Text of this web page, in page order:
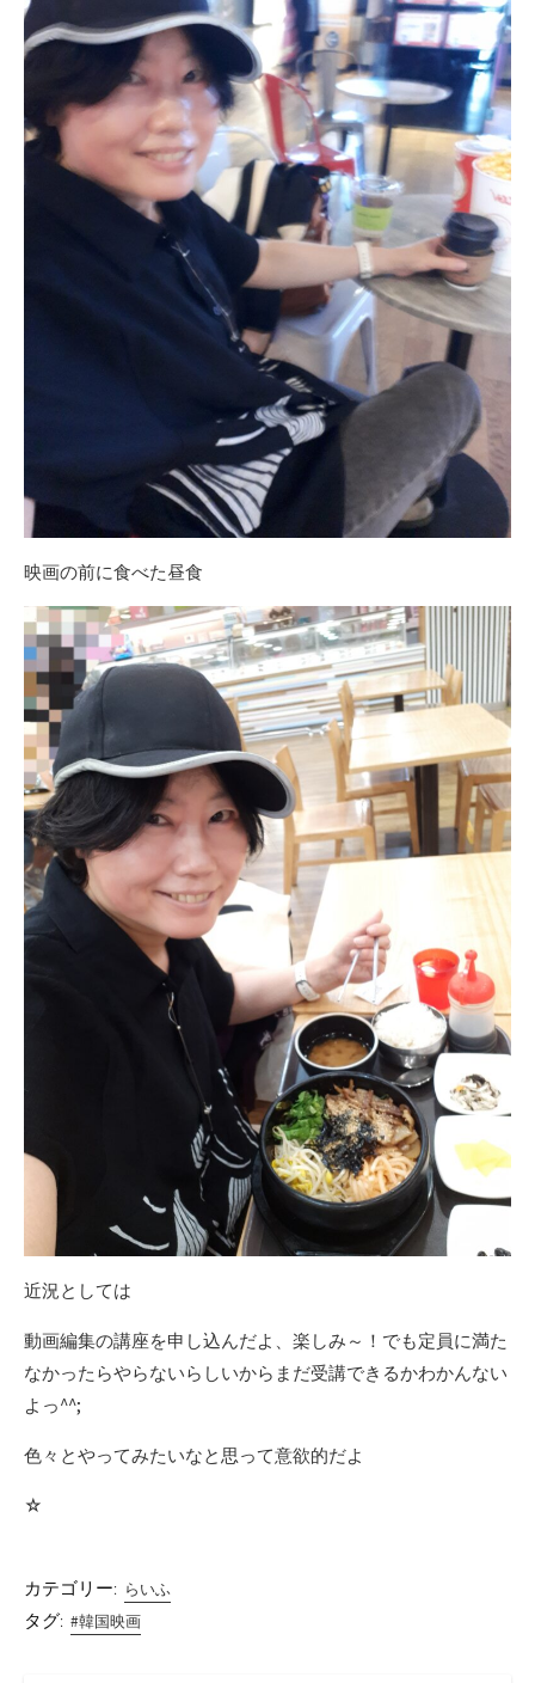
映画の前に食べた昼食
近況としては
動画編集の講座を申し込んだよ、楽しみ～！でも定員に満た
なかったらやらないらしいからまだ受講できるかわかんない
よっ^^;
色々とやってみたいなと思って意欲的だよ
☆
カテゴリー: らいふ
タグ: #韓国映画